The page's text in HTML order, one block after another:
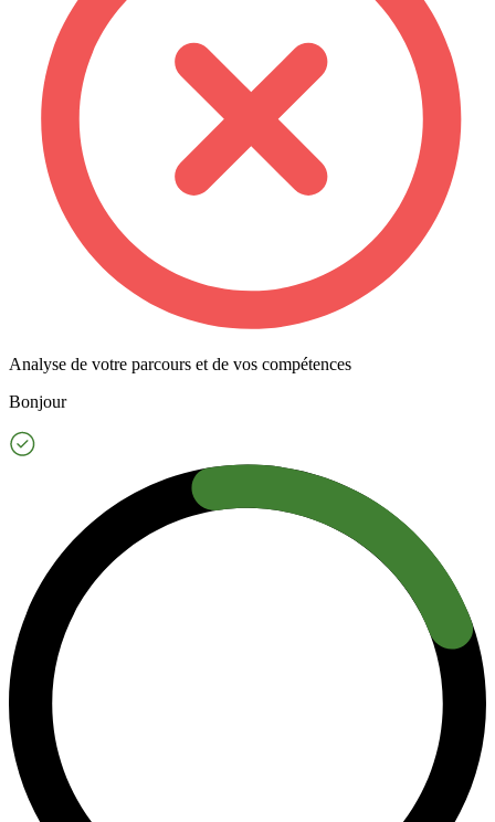
Analyse de votre parcours et de vos compétences
Bonjour